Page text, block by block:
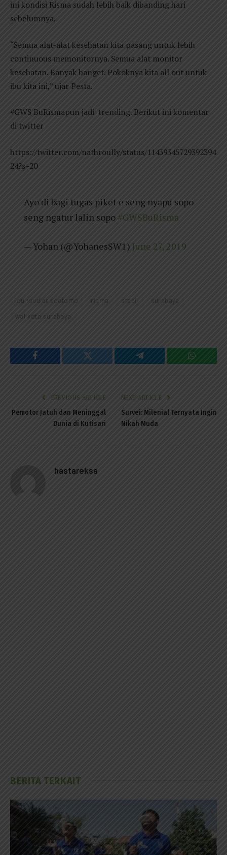
ini kondisi Risma sudah lebih baik dibanding hari
sebelumnya.
“Semua alat-alat kesehatan kita pasang untuk lebih
continuous memonitornya. Semua alat monitor
kesehatan. Banyak banget. Pokoknya kita all out untuk
ibu kita ini,” ujar Pesta.
#GWS BuRismapun jadi trending. Berikut ini komentar
di twitter
https://twitter.com/nathroully/status/11439345729392394
24?s=20
Ayo di bagi tugas piket e seng nyapu sopo
seng ngatur lalin sopo #GWSBuRisma
— Yohan (@YohanesSW1) June 27, 2019
icu rsud dr soetomo risma stabil
surabaya
walikota surabaya
Facebook Twitter Telegram
PREVIOUS ARTICLE
Pemotor Jatuh dan Meninggal
Dunia di Kutisari
NEXT ARTICLE
Survei: Milenial Ternyata Ingin
Nikah Muda
hastareksa
BERITA TERKAIT